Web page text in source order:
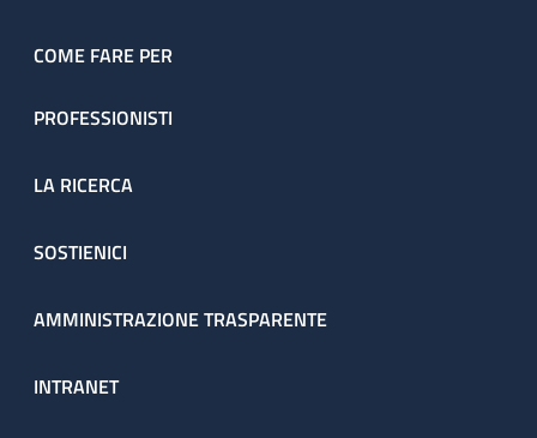
COME FARE PER
PROFESSIONISTI
LA RICERCA
SOSTIENICI
AMMINISTRAZIONE TRASPARENTE
INTRANET